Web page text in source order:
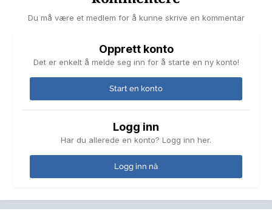
Du må være et medlem for å kunne skrive en kommentar
Opprett konto
Det er enkelt å melde seg inn for å starte en ny konto!
Start en konto
Logg inn
Har du allerede en konto? Logg inn her.
Logg inn nå